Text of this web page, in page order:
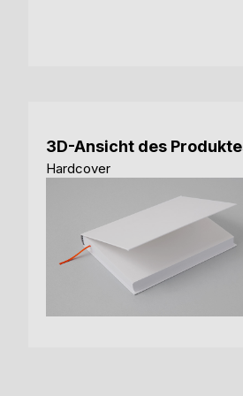
3D-Ansicht des
Hardcover